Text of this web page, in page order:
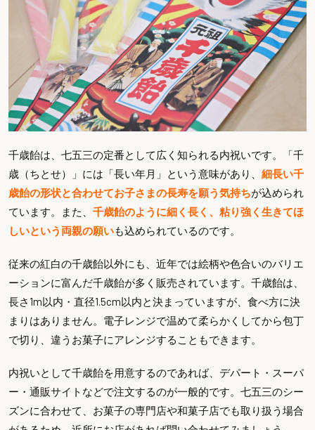
千歳飴は、七五三の定番として広く知られる内祝いです。「千
歳（ちとせ）」には「長い年月」という意味があり、 細長い千
歳飴の形状と合わせてお子さまの長寿を願う気持ちが込められ
ています。また、 千歳飴のように細く長く、粘り強く生きてほ
しいという両親の願いも込められているのです。
従来の紅白の千歳飴以外にも、近年では絵柄や色合いのバリエ
ーションに富んだ千歳飴が多く販売されています。千歳飴は、
長さ1m以内・直径1.5cm以内と決まっていますが、食べ方に決
まりはありません。電子レンジで温めて柔らかくしてから包丁
で切り、違うお菓子にアレンジすることもできます。
内祝いとして千歳飴を用意するのであれば、デパート・スーパ
ー・通販サイトなどで注文するのが一般的です。七五三のシー
ズンに合わせて、お菓子の専門店や和菓子店でも取り扱う場合